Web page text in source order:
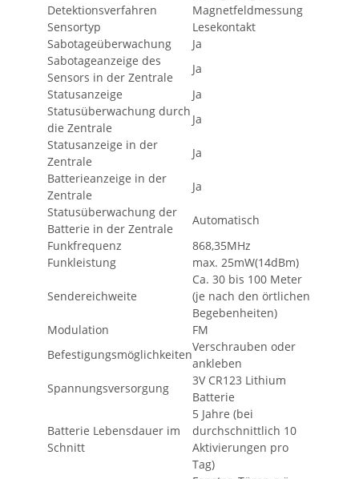
Detektionsverfahren
Magnetfeldmessung
Sensortyp
Lesekontakt
Sabotageüberwachung
Ja
Sabotageanzeige des
Sensors in der Zentrale
Ja
Statusanzeige
Ja
Statusüberwachung durch
die Zentrale
Ja
Statusanzeige in der
Zentrale
Ja
Batterieanzeige in der
Zentrale
Ja
Statusüberwachung der
Batterie in der Zentrale
Automatisch
Funkfrequenz
868,35MHz
Funkleistung
max. 25mW(14dBm)
Sendereichweite
Ca. 30 bis 100 Meter
(je nach den örtlichen
Begebenheiten)
Modulation
FM
Befestigungsmöglichkeiten
Verschrauben oder
ankleben
Spannungsversorgung
3V CR123 Lithium
Batterie
Batterie Lebensdauer im
Schnitt
5 Jahre (bei
durchschnittlich 10
Aktivierungen pro
Tag)